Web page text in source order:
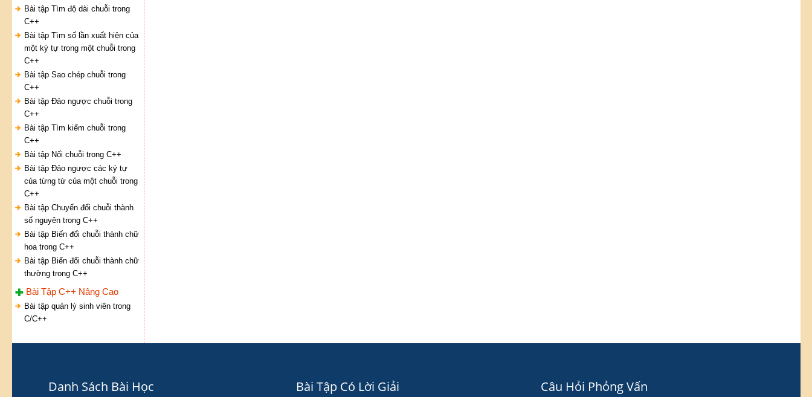
Bài tập Tìm độ dài chuỗi trong
C++
Bài tập Tìm số lần xuất hiện của
một ký tự trong một chuỗi trong
C++
Bài tập Sao chép chuỗi trong
C++
Bài tập Đảo ngược chuỗi trong
C++
Bài tập Tìm kiếm chuỗi trong
C++
Bài tập Nối chuỗi trong C++
Bài tập Đảo ngược các ký tự
của từng từ của một chuỗi trong
C++
Bài tập Chuyển đổi chuỗi thành
số nguyên trong C++
Bài tập Biến đổi chuỗi thành chữ
hoa trong C++
Bài tập Biến đổi chuỗi thành chữ
thường trong C++
Bài Tập C++ Nâng Cao
Bài tập quản lý sinh viên trong
C/C++
Danh Sách Bài Học Bài Tập Có Lời Giải Câu Hỏi Phỏng Vấn